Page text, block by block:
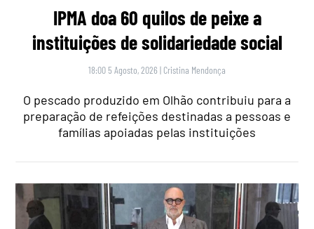
IPMA doa 60 quilos de peixe a
instituições de solidariedade social
18:00 5 Agosto, 2026 | Cristina Mendonça
O pescado produzido em Olhão contribuiu para a
preparação de refeições destinadas a pessoas e
famílias apoiadas pelas instituições